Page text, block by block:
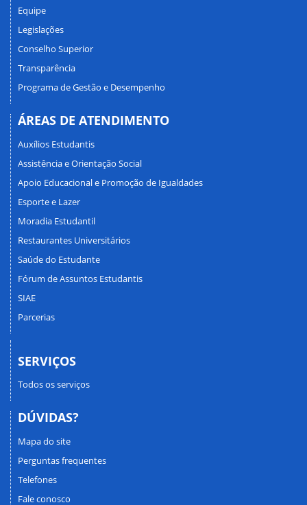
Equipe
Legislações
Conselho Superior
Transparência
Programa de Gestão e Desempenho
ÁREAS DE ATENDIMENTO
Auxílios Estudantis
Assistência e Orientação Social
Apoio Educacional e Promoção de Igualdades
Esporte e Lazer
Moradia Estudantil
Restaurantes Universitários
Saúde do Estudante
Fórum de Assuntos Estudantis
SIAE
Parcerias
SERVIÇOS
Todos os serviços
DÚVIDAS?
Mapa do site
Perguntas frequentes
Telefones
Fale conosco